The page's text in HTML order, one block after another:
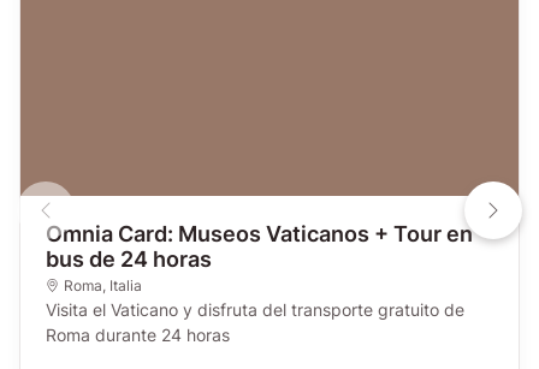
Omnia Card: Museos Vaticanos + Tour en
bus de 24 horas
Roma Italia
Visita el Vaticano y disfruta del transporte gratuito de
Roma durante 24 horas